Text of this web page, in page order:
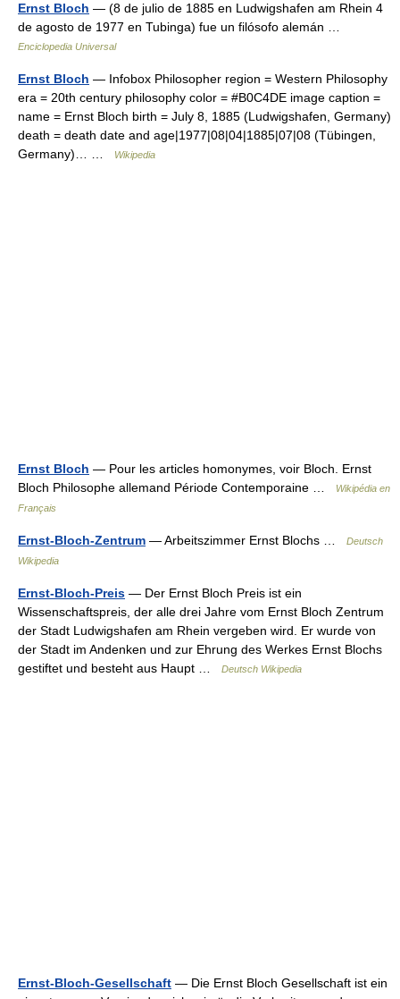
Ernst Bloch — (8 de julio de 1885 en Ludwigshafen am Rhein 4
de agosto de 1977 en Tubinga) fue un filósofo alemán …
Enciclopedia Universal
Ernst Bloch — Infobox Philosopher region = Western Philosophy
era = 20th century philosophy color = #B0C4DE image caption =
name = Ernst Bloch birth = July 8, 1885 (Ludwigshafen, Germany)
death = death date and age|1977|08|04|1885|07|08 (Tübingen,
Germany)… …
Wikipedia
Ernst Bloch — Pour les articles homonymes, voir Bloch. Ernst
Bloch Philosophe allemand Période Contemporaine …
Wikipédia en
Français
Ernst-Bloch-Zentrum — Arbeitszimmer Ernst Blochs …
Deutsch
Wikipedia
Ernst-Bloch-Preis — Der Ernst Bloch Preis ist ein
Wissenschaftspreis, der alle drei Jahre vom Ernst Bloch Zentrum
der Stadt Ludwigshafen am Rhein vergeben wird. Er wurde von
der Stadt im Andenken und zur Ehrung des Werkes Ernst Blochs
gestiftet und besteht aus Haupt …
Deutsch Wikipedia
Ernst-Bloch-Gesellschaft — Die Ernst Bloch Gesellschaft ist ein